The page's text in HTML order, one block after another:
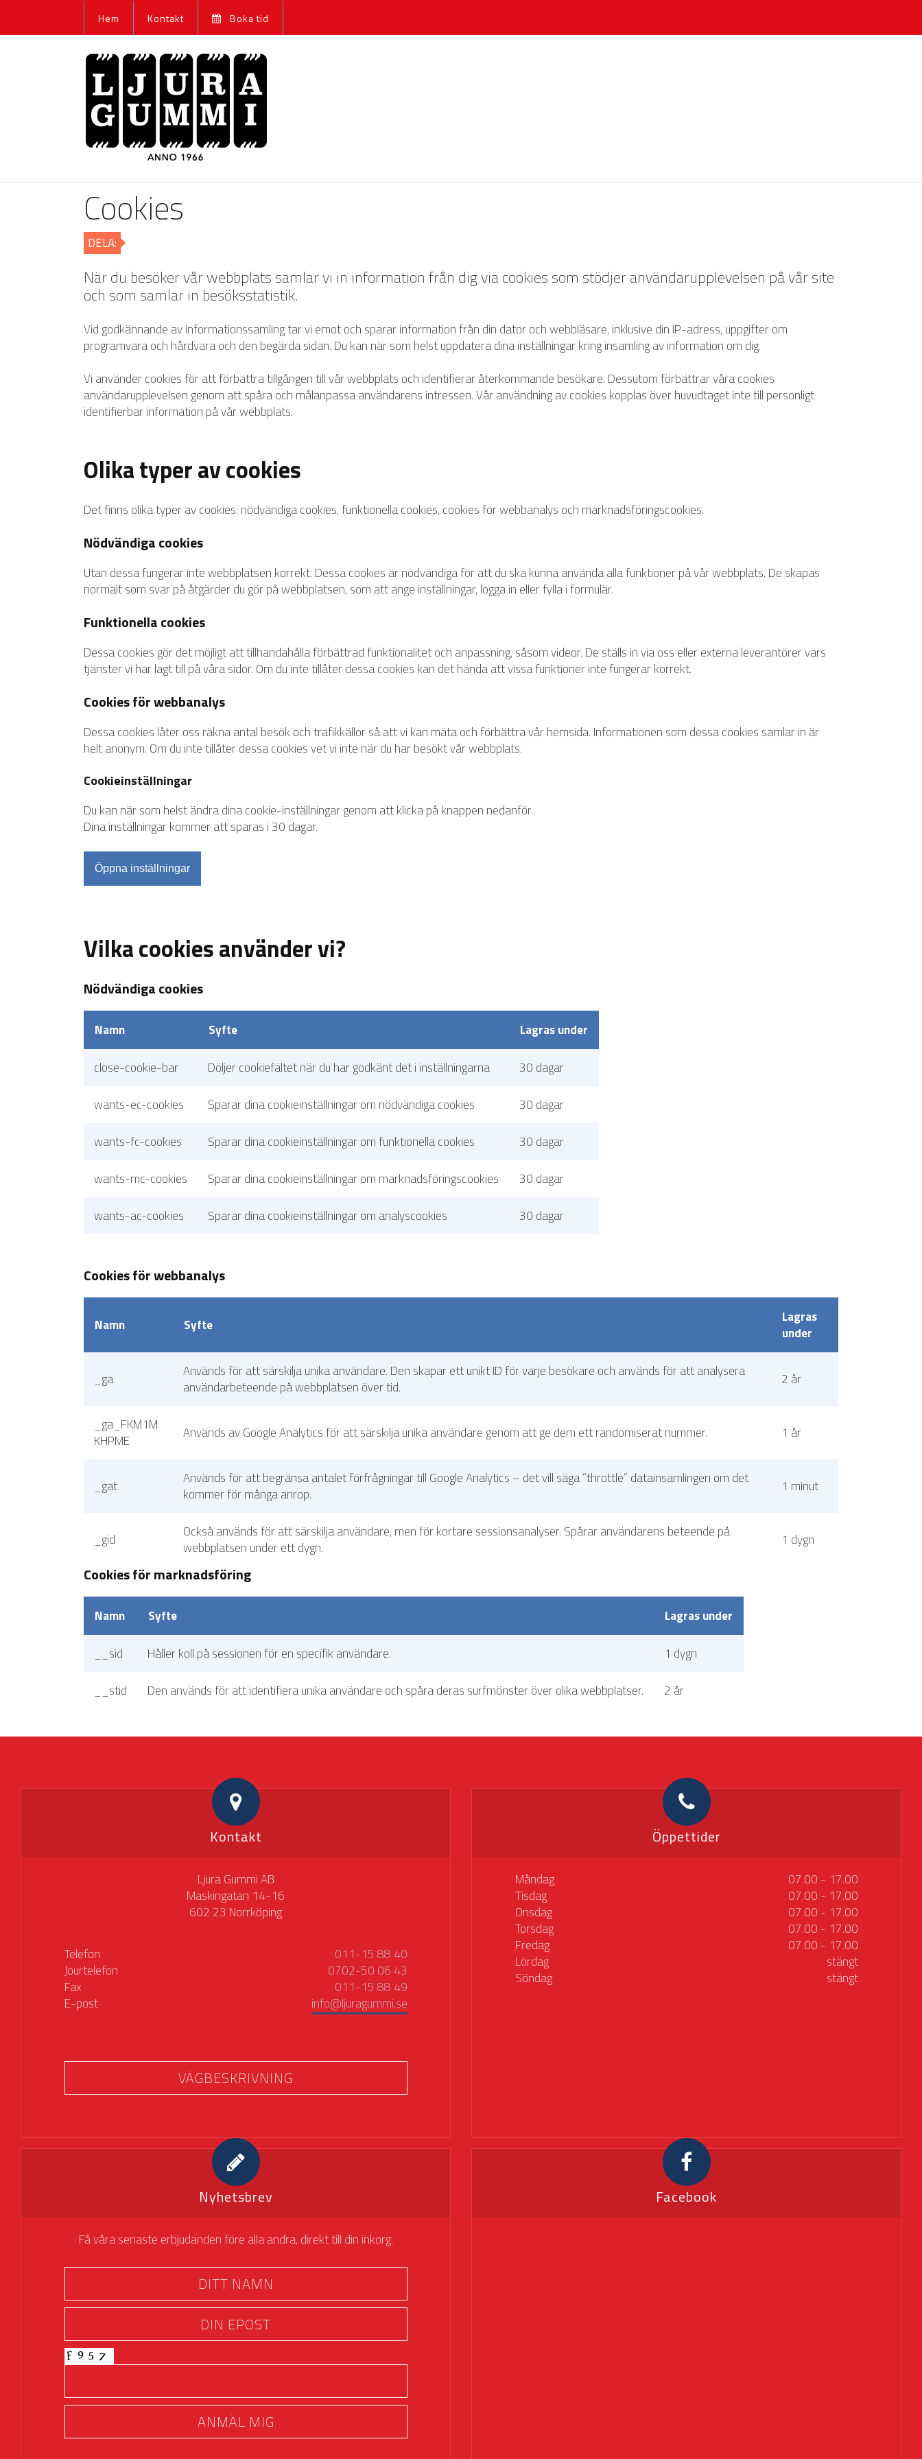
Hem Kontakt Boka tid
Cookies
DELA:
När du besöker vår webbplats samlar vi in information från dig via cookies som stödjer användarupplevelsen på vår site
och som samlar in besöksstatistik.
Vid godkännande av informationssamling tar vi emot och sparar information från din dator och webbläsare, inklusive din IP-adress, uppgifter om
programvara och hårdvara och den begärda sidan. Du kan när som helst uppdatera dina inställningar kring insamling av information om dig.
Vi använder cookies för att förbättra tillgången till vår webbplats och identifierar återkommande besökare. Dessutom förbättrar våra cookies
användarupplevelsen genom att spåra och målanpassa användarens intressen. Vår användning av cookies kopplas över huvudtaget inte till personligt
identifierbar information på vår webbplats.
Olika typer av cookies
Det finns olika typer av cookies: nödvändiga cookies, funktionella cookies, cookies för webbanalys och marknadsföringscookies.
Nödvändiga cookies
Utan dessa fungerar inte webbplatsen korrekt. Dessa cookies är nödvändiga för att du ska kunna använda alla funktioner på vår webbplats. De skapas
normalt som svar på åtgärder du gör på webbplatsen, som att ange inställningar, logga in eller fylla i formulär.
Funktionella cookies
Dessa cookies gör det möjligt att tillhandahålla förbättrad funktionalitet och anpassning, såsom videor. De ställs in via oss eller externa leverantörer vars
tjänster vi har lagt till på våra sidor. Om du inte tillåter dessa cookies kan det hända att vissa funktioner inte fungerar korrekt.
Cookies för webbanalys
Dessa cookies låter oss räkna antal besök och trafikkällor så att vi kan mäta och förbättra vår hemsida. Informationen som dessa cookies samlar in är
helt anonym. Om du inte tillåter dessa cookies vet vi inte när du har besökt vår webbplats.
Cookieinställningar
Du kan när som helst ändra dina cookie-inställningar genom att klicka på knappen nedanför.
Dina inställningar kommer att sparas i 30 dagar.
Öppna inställningar
Vilka cookies använder vi?
Nödvändiga cookies
Namn Syfte Lagras under
close-cookie-bar Döljer cookiefältet när du har godkänt det i inställningarna 30 dagar
wants-ec-cookies Sparar dina cookieinställningar om nödvändiga cookies 30 dagar
wants-fc-cookies Sparar dina cookieinställningar om funktionella cookies 30 dagar
wants-mc-cookies Sparar dina cookieinställningar om marknadsföringscookies 30 dagar
wants-ac-cookies Sparar dina cookieinställningar om analyscookies 30 dagar
Cookies för webbanalys
Namn Syfte
Lagras
under
_ga
Används för att särskilja unika användare. Den skapar ett unikt ID för varje besökare och används för att analysera
användarbeteende på webbplatsen över tid.
2 år
_ga_FKM1M
KHPME
Används av Google Analytics för att särskilja unika användare genom att ge dem ett randomiserat nummer. 1 år
_gat
Används för att begränsa antalet förfrågningar till Google Analytics – det vill säga ”throttle” datainsamlingen om det
kommer för många anrop.
1 minut
_gid
Också används för att särskilja användare, men för kortare sessionsanalyser. Spårar användarens beteende på
webbplatsen under ett dygn.
1 dygn
Cookies för marknadsföring
Namn Syfte Lagras under
__sid Håller koll på sessionen för en specifik användare. 1 dygn
__stid Den används för att identifiera unika användare och spåra deras surfmönster över olika webbplatser. 2 år
Kontakt
Ljura Gummi AB
Maskingatan 14-16
602 23 Norrköping
Telefon
011-15 88 40
Jourtelefon
0702-50 06 43
Fax
011-15 88 49
E-post
info@ljuragummi.se
VÄGBESKRIVNING
Öppettider
Måndag
07.00 - 17.00
Tisdag
07.00 - 17.00
Onsdag
07.00 - 17.00
Torsdag
07.00 - 17.00
Fredag
07.00 - 17.00
Lördag
stängt
Söndag
stängt
Nyhetsbrev
Få våra senaste erbjudanden före alla andra, direkt till din inkorg.
Facebook